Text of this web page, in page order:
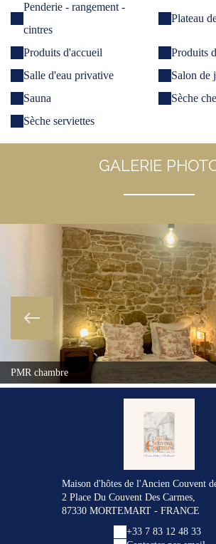
Penderie - rangement -
cintres
Plateau
Produits d'accueil
Produits
Salle d'eau privative
Salon de
Sauna
Sèche
Sèche serviettes
GALERIE
PMR chambre
Maison d'hôtes de l'Ancien Couvent
2 Place Du Couvent Des Carmes,
87330 MORTEMART - FRANCE
+33 7 83 12 48 33